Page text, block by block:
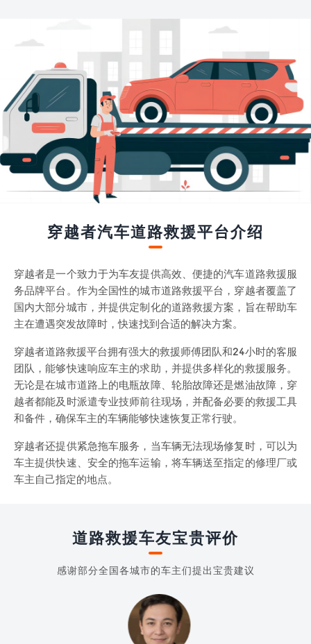
穿越者汽车道路救援平台介绍
穿越者是一个致力于为车友提供高效、便捷的汽车道路救援服
务品牌平台。作为全国性的城市道路救援平台，穿越者覆盖了
国内大部分城市，并提供定制化的道路救援方案，旨在帮助车
主在遭遇突发故障时，快速找到合适的解决方案。
穿越者道路救援平台拥有强大的救援师傅团队和24小时的客服
团队，能够快速响应车主的求助，并提供多样化的救援服务。
无论是在城市道路上的电瓶故障、轮胎故障还是燃油故障，穿
越者都能及时派遣专业技师前往现场，并配备必要的救援工具
和备件，确保车主的车辆能够快速恢复正常行驶。
穿越者还提供紧急拖车服务，当车辆无法现场修复时，可以为
车主提供快速、安全的拖车运输，将车辆送至指定的修理厂或
车主自己指定的地点。
道路救援车友宝贵评价
感谢部分全国各城市的车主们提出宝贵建议